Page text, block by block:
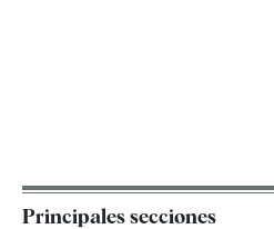
Principales secciones